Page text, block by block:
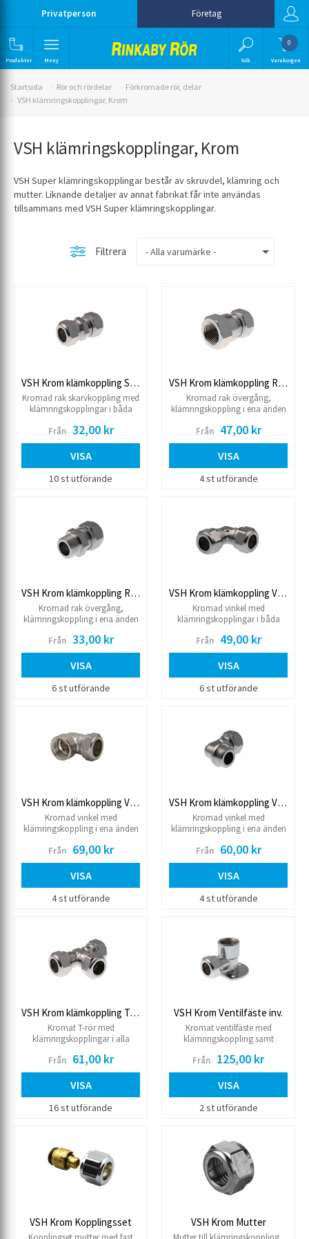
Privatperson Företag
Produkter Meny Sök
0
Varukorgen
Startsida Rör och rördelar
Förkromade rör, delar
VSH klämringskopplingar, Krom
VSH klämringskopplingar, Krom
VSH Super klämringskopplingar består av skruvdel, klämring och
mutter. Liknande detaljer av annat fabrikat får inte användas
tillsammans med VSH Super klämringskopplingar.
Filtrera
VSH Krom klämkoppling Skarv
Kromad rak skarvkoppling med
klämringskopplingar i båda
Från 32,00 kr
VISA
10 st utförande
VSH Krom klämkoppling Rak övergång inv.
Kromad rak övergång,
klämringskoppling i ena änden
Från
47,00 kr
VISA
4 st utförande
VSH Krom klämkoppling Rak övergång utv.
Kromad rak övergång,
klämringskoppling i ena änden
Från 33,00 kr
VISA
6 st utförande
VSH Krom klämkoppling Vinkel
Kromad vinkel med
klämringskopplingar i båda
Från
49,00 kr
VISA
6 st utförande
VSH Krom klämkoppling Vinkel inv.
Kromad vinkel med
klämringskoppling i ena änden
Från
69,00 kr
VISA
4 st utförande
VSH Krom klämkoppling Vinkel utv.
Kromad vinkel med
klämringskoppling i ena änden
Från
60,00 kr
VISA
4 st utförande
VSH Krom klämkoppling T-rör
Kromat T-rör med
klämringskopplingar i alla
Från
61,00 kr
VISA
16 st utförande
VSH Krom Ventilfäste inv.
Kromat ventilfäste med
klämringskoppling samt
Från 125,00 kr
VISA
2 st utförande
VSH Krom Kopplingsset VSH Krom Mutter